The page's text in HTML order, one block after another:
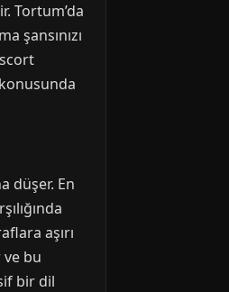
Tortum’da
şansınızı
düşer. En
aşırı
ve bu
bir dil